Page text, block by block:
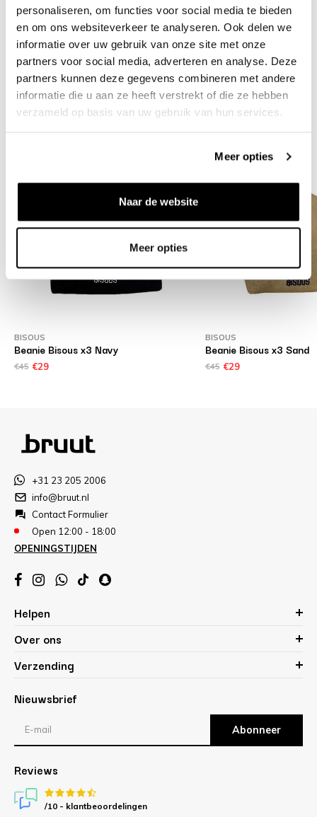
personaliseren, om functies voor social media te bieden
en om ons websiteverkeer te analyseren. Ook delen we
informatie over uw gebruik van onze site met onze
partners voor social media, adverteren en analyse. Deze
partners kunnen deze gegevens combineren met andere
informatie die u aan ze heeft verstrekt of die ze hebben
verzameld op basis van uw gebruik van hun services.
Meer opties
Naar de website
Meer opties
info@bruut.nl Live chat Whatsapp
Over dit product
Verzenden & retourneren
Gerelateerde producten
BISOUS
Beanie Bisous x3 Navy
€45 €29
BISOUS
Beanie Bisous x3 Sand
€45 €29
+31 23 205 2006
info@bruut.nl
Contact Formulier
Open 12:00 - 18:00
OPENINGSTIJDEN
Helpen
Over ons
Verzending
Nieuwsbrief
Abonneer
Reviews
/10 - klantbeoordelingen